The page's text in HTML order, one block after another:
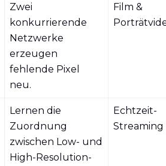
Zwei
konkurrierende
Netzwerke
erzeugen
fehlende Pixel
neu.
Film &
Lernen die
Zuordnung
zwischen Low- und
High-Resolution-
Echtzeit-
Streaming